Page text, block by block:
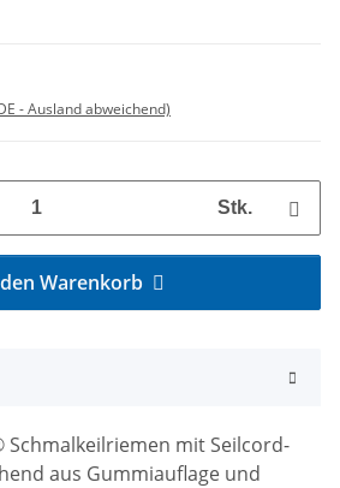
- Ausland abweichend)
Stk.
Warenkorb
Schmalkeilriemen mit Seilcord-
aus Gummiauflage und